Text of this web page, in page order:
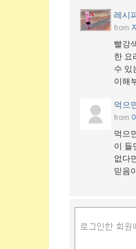
레시
from
빨강
한 요
수 있
이해
먹으
from
먹으
이 들
없다
믿음